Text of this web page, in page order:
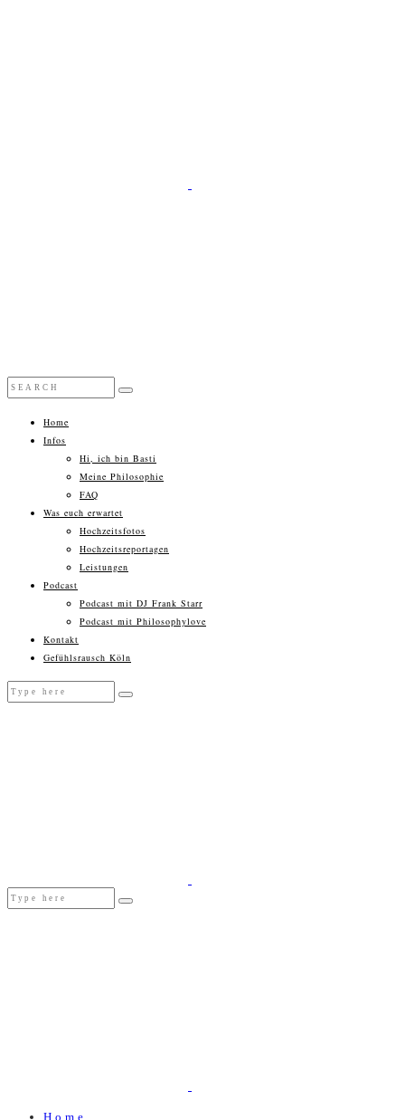
Home
Infos
Hi, ich bin Basti
Meine Philosophie
FAQ
Was euch erwartet
Hochzeitsfotos
Hochzeitsreportagen
Leistungen
Podcast
Podcast mit DJ Frank Starr
Podcast mit Philosophylove
Kontakt
Gefühlsrausch Köln
Home